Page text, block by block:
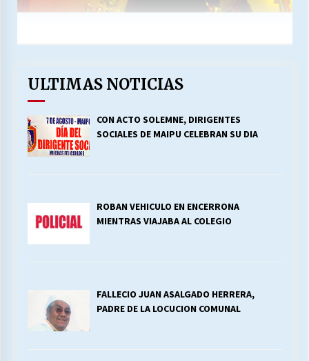
ULTIMAS NOTICIAS
CON ACTO SOLEMNE, DIRIGENTES
SOCIALES DE MAIPU CELEBRAN SU DIA
ROBAN VEHICULO EN ENCERRONA
MIENTRAS VIAJABA AL COLEGIO
FALLECIO JUAN ASALGADO HERRERA,
PADRE DE LA LOCUCION COMUNAL